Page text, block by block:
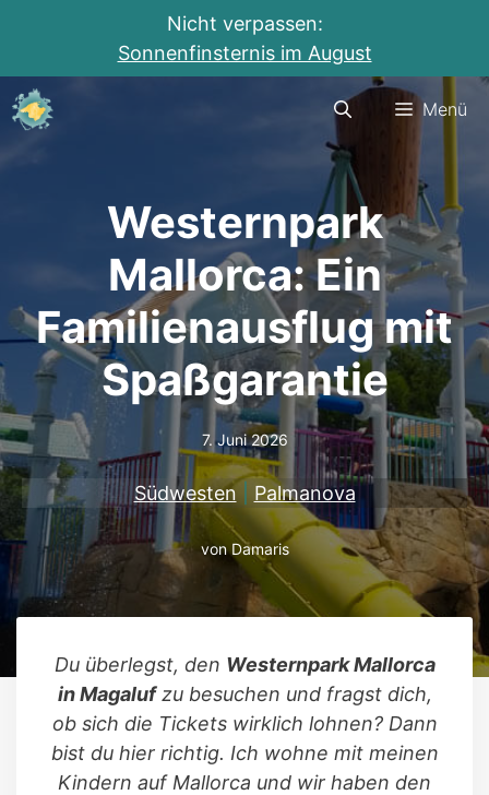
Nicht verpassen:
Sonnenfinsternis im August
Zum
Inhalt
Menü
Westernpark
Mallorca: Ein
Familienausflug mit
Spaßgarantie
7. Juni 2026
Südwesten Palmanova
vonDamaris
Du überlegst, den Westernpark Mallorca
in Magalufzu besuchen und fragst dich,
ob sich die Tickets wirklich lohnen? Dann
bist du hier richtig. Ich wohne mit meinen
Kindern auf Mallorca und wir haben den